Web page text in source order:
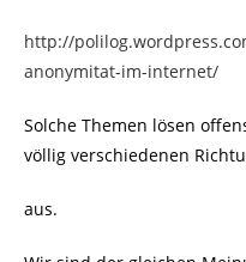
http://
anonymitat-im-internet/
Solche Themen lösen
völlig verschiedenen
aus.